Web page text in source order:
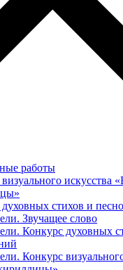
работы
искусства
стихов и
Звучащее слово
Конкурс духовных
Конкурс